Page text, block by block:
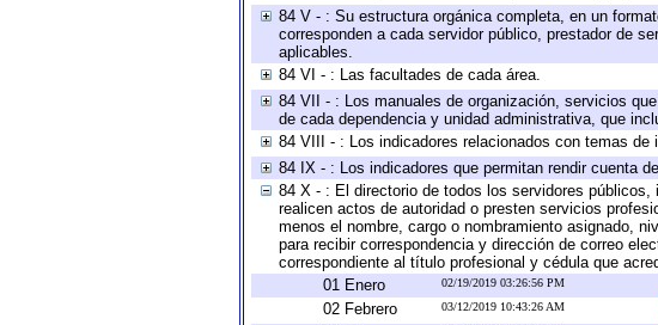
84 V - : Su estructura orgánica completa, en un
corresponden a cada servidor público, prestador de
aplicables.
84 VI - : Las facultades de cada área.
84 VII - : Los manuales de organización, servicios
de cada dependencia y unidad administrativa, que
84 VIII - : Los indicadores relacionados con temas
84 IX - : Los indicadores que permitan rendir cuenta
84 X - : El directorio de todos los servidores públicos,
realicen actos de autoridad o presten servicios
menos el nombre, cargo o nombramiento asignado,
para recibir correspondencia y dirección de correo
correspondiente al título profesional y cédula que
01 Enero
02/19/2019 03:26:56 PM
02 Febrero 03/12/2019 10:43:26 AM